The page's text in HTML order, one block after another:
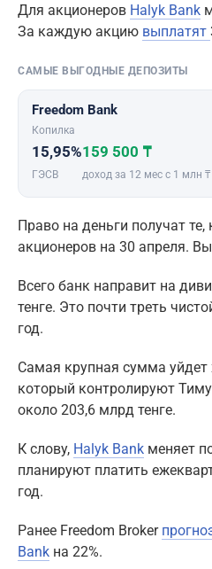
Для акционеров Halyk Bank
За каждую акцию выплатят
САМЫЕ ВЫГОДНЫЕ ДЕПОЗИТЫ
Freedom Bank
Копилка
15,95%
ГЭСВ
159 500 ₸
доход за 12 мес с 1 млн ₸
Право на деньги получат те,
акционеров на 30 апреля.
Всего банк направит на
тенге. Это почти треть
год.
Самая крупная сумма уйдет
который контролируют
около 203,6 млрд тенге.
К слову, Halyk Bank меняет
планируют платить
год.
Ранее Freedom Broker
Bank на 22%.